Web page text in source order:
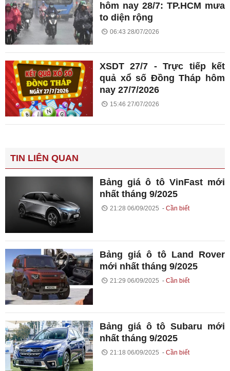
hôm nay 28/7: TP.HCM mưa
to diện rộng
06:43 28/07/2026
XSDT 27/7 - Trực tiếp kết
quả xổ số Đồng Tháp hôm
nay 27/7/2026
15:46 27/07/2026
TIN LIÊN QUAN
Bảng giá ô tô VinFast mới
nhất tháng 9/2025
21:28 06/09/2025 Cần biết
Bảng giá ô tô Land Rover
mới nhất tháng 9/2025
21:29 06/09/2025 Cần biết
Bảng giá ô tô Subaru mới
nhất tháng 9/2025
21:18 06/09/2025 Cần biết